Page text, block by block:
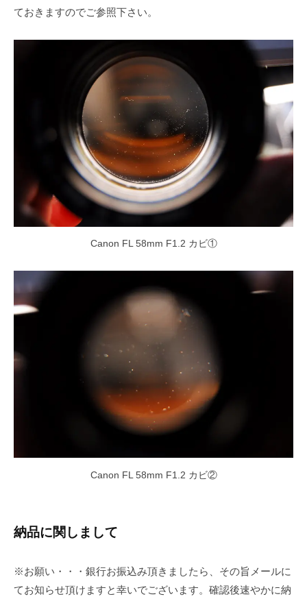
ておきますのでご参照下さい。
Canon FL 58mm F1.2 カビ①
Canon FL 58mm F1.2 カビ②
納品に関しまして
※お願い・・・銀行お振込み頂きましたら、その旨メールに
てお知らせ頂けますと幸いでございます。確認後速やかに納